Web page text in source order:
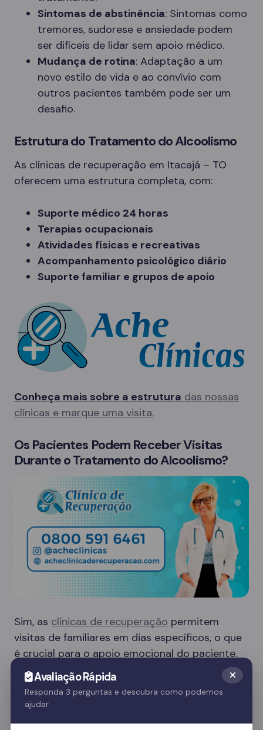
Sintomas de abstinência: Sintomas como
tremores, sudorese e ansiedade podem
ser difíceis de lidar sem apoio médico.
Mudança de rotina: Adaptação a um
novo estilo de vida e ao convívio com
outros pacientes também pode ser um
desafio.
Estrutura do Tratamento do Alcoolismo
As clínicas de recuperação em Itacajá – TO
oferecem uma estrutura completa, com:
Suporte médico 24 horas
Terapias ocupacionais
Atividades físicas e recreativas
Acompanhamento psicológico diário
Suporte familiar e grupos de apoio
Conheça mais sobre a estrutura das nossas
clínicas e marque uma visita.
Os Pacientes Podem Receber Visitas
Durante o Tratamento do Alcoolismo?
Sim, as clínicas de recuperação permitem
visitas de familiares em dias específicos, o que
é crucial para o apoio emocional do paciente.
Essas visitas ajudam no processo de
recuperação e fortalecem o vínculo familiar.
Avaliação Rápida
Responda 3 perguntas e descubra como podemos
ajudar